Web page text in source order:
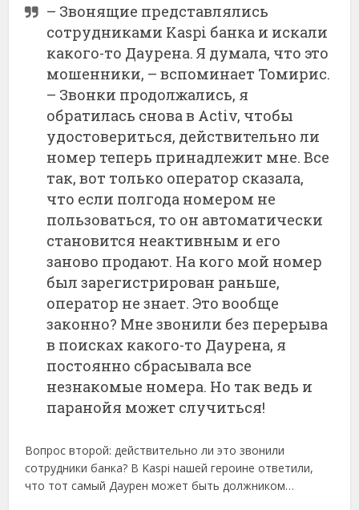
– Звонящие представлялись
сотрудниками Kaspi банка и искали
какого-то Даурена. Я думала, что это
мошенники, – вспоминает Томирис.
– Звонки продолжались, я
обратилась снова в Activ, чтобы
удостовериться, действительно ли
номер теперь принадлежит мне. Все
так, вот только оператор сказала,
что если полгода номером не
пользоваться, то он автоматически
становится неактивным и его
заново продают. На кого мой номер
был зарегистрирован раньше,
оператор не знает. Это вообще
законно? Мне звонили без перерыва
в поисках какого-то Даурена, я
постоянно сбрасывала все
незнакомые номера. Но так ведь и
паранойя может случиться!
Вопрос второй: действительно ли это звонили
сотрудники банка? В Kaspi нашей героине ответили,
что тот самый Даурен может быть должником…